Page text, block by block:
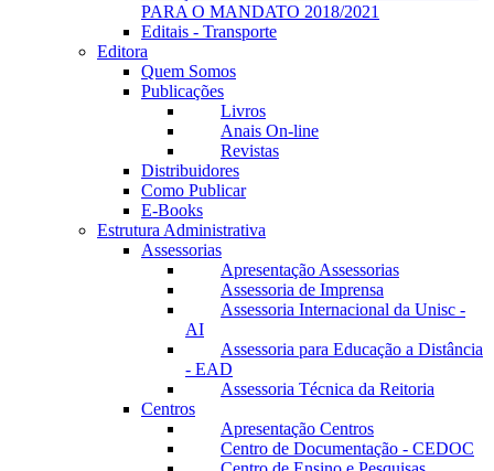
PARA O MANDATO 2018/2021
Editais - Transporte
Editora
Quem Somos
Publicações
Livros
Anais On-line
Revistas
Distribuidores
Como Publicar
E-Books
Estrutura Administrativa
Assessorias
Apresentação Assessorias
Assessoria de Imprensa
Assessoria Internacional da Unisc -
AI
Assessoria para Educação a Distância
- EAD
Assessoria Técnica da Reitoria
Centros
Apresentação Centros
Centro de Documentação - CEDOC